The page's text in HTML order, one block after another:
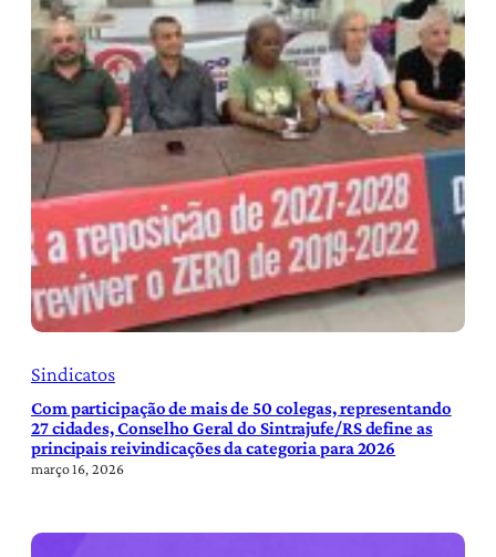
Sindicatos
Com participação de mais de 50 colegas, representando
27 cidades, Conselho Geral do Sintrajufe/RS define as
principais reivindicações da categoria para 2026
março 16, 2026